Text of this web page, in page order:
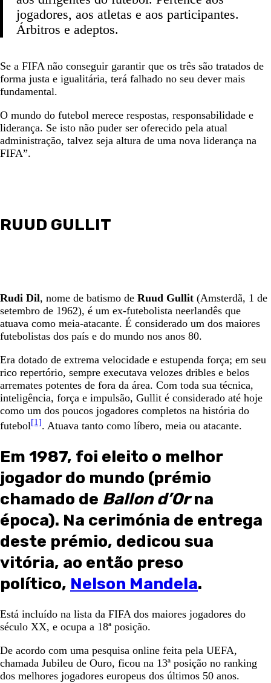
jogadores, aos atletas e aos participantes.
Árbitros e adeptos.
Se a FIFA não conseguir garantir que os três são tratados de
forma justa e igualitária, terá falhado no seu dever mais
fundamental.
O mundo do futebol merece respostas, responsabilidade e
liderança. Se isto não puder ser oferecido pela atual
administração, talvez seja altura de uma nova liderança na
FIFA”.
RUUD GULLIT
Rudi Dil, nome de batismo de Ruud Gullit (Amsterdã, 1 de
setembro de 1962), é um ex-futebolista neerlandês que
atuava como meia-atacante. É considerado um dos maiores
futebolistas dos país e do mundo nos anos 80.
Era dotado de extrema velocidade e estupenda força; em seu
rico repertório, sempre executava velozes dribles e belos
arremates potentes de fora da área. Com toda sua técnica,
inteligência, força e impulsão, Gullit é considerado até hoje
como um dos poucos jogadores completos na história do
futebol[1]. Atuava tanto como líbero, meia ou atacante.
Em 1987, foi eleito o melhor
jogador do mundo (prémio
chamado de Ballon d’Orna
época). Na cerimónia de entrega
deste prémio, dedicou sua
vitória, ao então preso
político, Nelson Mandela.
Está incluído na lista da FIFA dos maiores jogadores do
século XX, e ocupa a 18ª posição.
De acordo com uma pesquisa online feita pela UEFA,
chamada Jubileu de Ouro, ficou na 13ª posição no ranking
dos melhores jogadores europeus dos últimos 50 anos.